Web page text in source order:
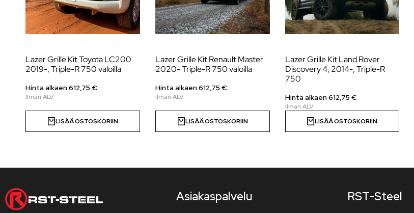
Lazer Grille Kit Toyota LC200
2019-, Triple-R 750 valoilla
Hinta alkaen612,75 €
LISÄÄ OSTOSKORIIN
Lazer Grille Kit Renault Master
2020- Triple-R 750 valoilla
Hinta alkaen612,75 €
LISÄÄ OSTOSKORIIN
Lazer Grille Kit Land Rover
Discovery 4, 2014-, Triple-R
750
Hinta alkaen612,75 €
LISÄÄ OSTOSKORIIN
Asiakaspalvelu RST-Steel